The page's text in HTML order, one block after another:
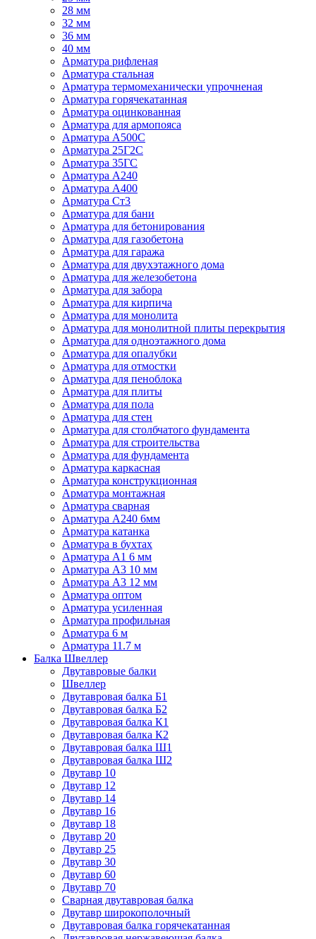
28 мм
32 мм
36 мм
40 мм
Арматура рифленая
Арматура стальная
Арматура термомеханически упрочненая
Арматура горячекатанная
Арматура оцинкованная
Арматура для армопояса
Арматура A500С
Арматура 25Г2С
Арматура 35ГС
Арматура А240
Арматура А400
Арматура Ст3
Арматура для бани
Арматура для бетонирования
Арматура для газобетона
Арматура для гаража
Арматура для двухэтажного дома
Арматура для железобетона
Арматура для забора
Арматура для кирпича
Арматура для монолита
Арматура для монолитной плиты перекрытия
Арматура для одноэтажного дома
Арматура для опалубки
Арматура для отмостки
Арматура для пеноблока
Арматура для плиты
Арматура для пола
Арматура для стен
Арматура для столбчатого фундамента
Арматура для строительства
Арматура для фундамента
Арматура каркасная
Арматура конструкционная
Арматура монтажная
Арматура сварная
Арматура А240 6мм
Арматура катанка
Арматура в бухтах
Арматура А1 6 мм
Арматура А3 10 мм
Арматура А3 12 мм
Арматура оптом
Арматура усиленная
Арматура профильная
Арматура 6 м
Арматура 11.7 м
Балка Швеллер
Двутавровые балки
Швеллер
Двутавровая балка Б1
Двутавровая балка Б2
Двутавровая балка К1
Двутавровая балка К2
Двутавровая балка Ш1
Двутавровая балка Ш2
Двутавр 10
Двутавр 12
Двутавр 14
Двутавр 16
Двутавр 18
Двутавр 20
Двутавр 25
Двутавр 30
Двутавр 60
Двутавр 70
Сварная двутавровая балка
Двутавр широкополочный
Двутавровая балка горячекатанная